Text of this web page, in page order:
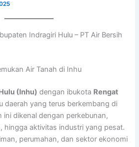
Indragiri Hulu – PT Air Bersih
Air Tanah di Inhu
(Inhu) dengan ibukota Rengat
daerah yang terus berkembang di
ini dikenal dengan perkebunan,
hingga aktivitas industri yang pesat.
perumahan, dan sektor ekonomi